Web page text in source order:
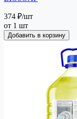
374 ₽/шт
от 1 шт
Добавить в корзину